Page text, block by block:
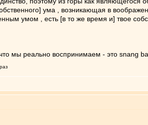
ума , возникающая в
умом , есть [в то же время и] твое
мы реально воспринимаем - это snang